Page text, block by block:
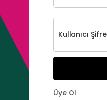
Kullanıcı Şifre
Üye Ol